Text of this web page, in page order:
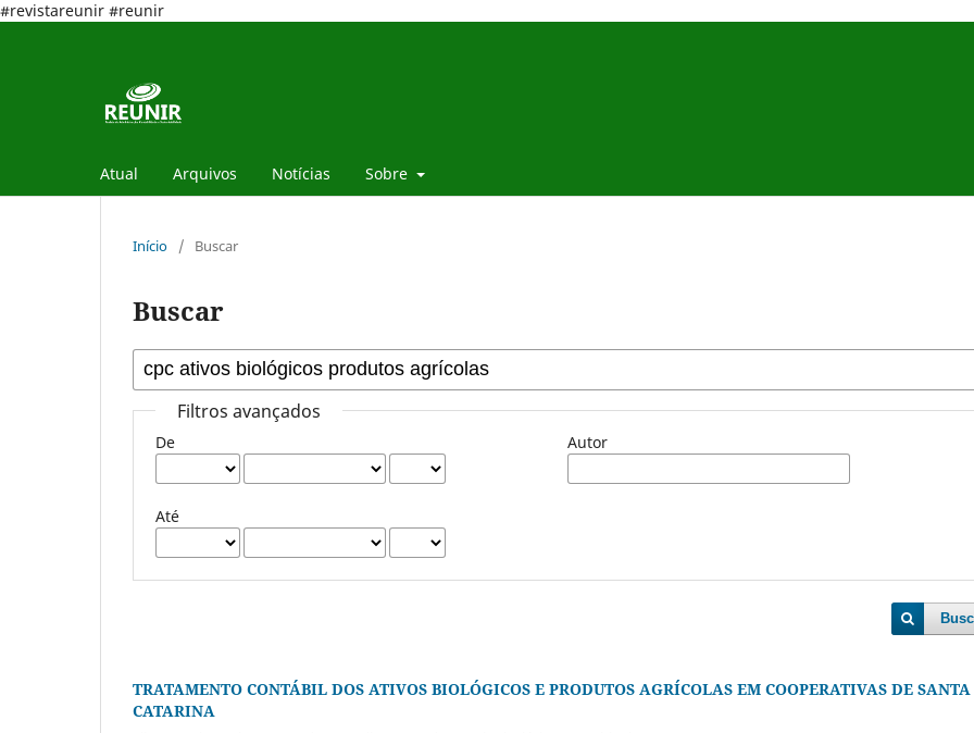
#revistareunir #reunir
Atual Arquivos Notícias Sobre
Início / Buscar
Buscar
Filtros avançados
De
Até
Autor
TRATAMENTO CONTÁBIL DOS ATIVOS BIOLÓGICOS E PRODUTOS AGRÍCOLAS EM COOPERATIVAS DE SANTA
CATARINA